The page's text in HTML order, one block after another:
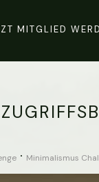
MITGLIED
Minimalismus